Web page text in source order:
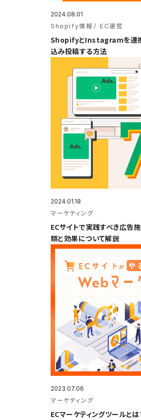
2024.08.01
Shopify情報
EC運営
ShopifyとInstagramを連携
込み投稿する方法
2024.01.18
マーケティング
ECサイトで実践すべき広告
類と効果について解説
2023.07.06
マーケティング
ECマーケティングツールと